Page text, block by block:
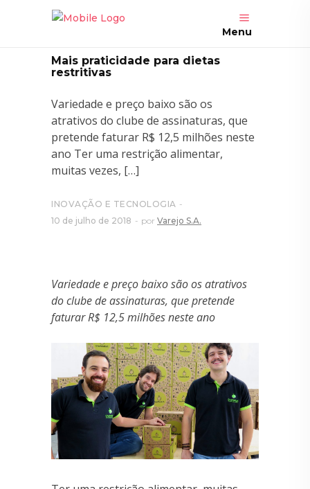
Menu
Mais praticidade para dietas
restritivas
Variedade e preço baixo são os
atrativos do clube de assinaturas, que
pretende faturar R$ 12,5 milhões neste
ano Ter uma restrição alimentar,
muitas vezes, […]
INOVAÇÃO E TECNOLOGIA
10 de julho de 2018
por Varejo S.A.
Variedade e preço baixo são os atrativos
do clube de assinaturas, que pretende
faturar R$ 12,5 milhões neste ano